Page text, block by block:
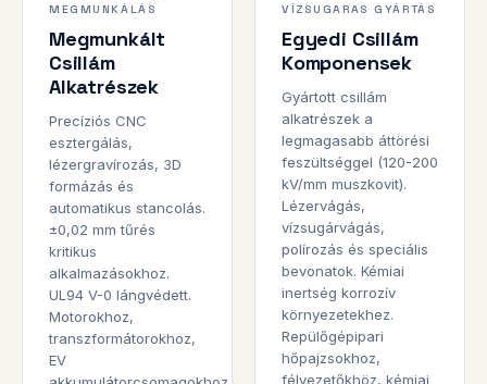
MEGMUNKÁLÁS
Megmunkált
Csillám
Alkatrészek
Precíziós CNC
esztergálás,
lézergravírozás, 3D
formázás és
automatikus stancolás.
±0,02 mm tűrés
kritikus
alkalmazásokhoz.
UL94 V-0 lángvédett.
Motorokhoz,
transzformátorokhoz,
EV
VÍZSUGARAS GYÁRTÁS
Egyedi Csillám
Komponensek
Gyártott csillám
alkatrészek a
legmagasabb áttörési
feszültséggel (120-200
kV/mm muszkovit).
Lézervágás,
vízsugárvágás,
polírozás és speciális
bevonatok. Kémiai
inertség korrozív
környezetekhez.
Repülőgépipari
hőpajzsokhoz,
félvezetőkhöz, kémiai